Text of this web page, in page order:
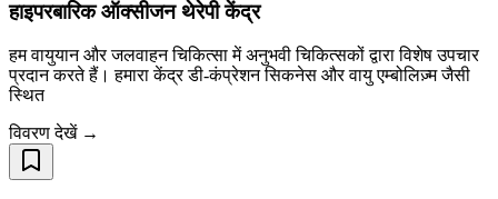
हाइपरबारिक ऑक्सीजन थेरेपी केंद्र
हम वायुयान और जलवाहन चिकित्सा में अनुभवी चिकित्सकों द्वारा विशेष उपचार
प्रदान करते हैं। हमारा केंद्र डी-कंप्रेशन सिकनेस और वायु एम्बोलिज़्म जैसी
स्थित
विवरण देखें →